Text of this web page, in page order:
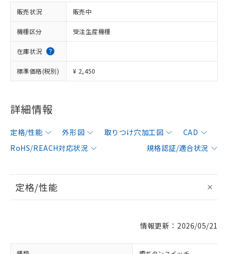
販売状況 販売中
機種区分 受注生産機種
在庫状況
標準価格(税別) ¥ 2,450
詳細情報
定格/性能 外形図 取りつけ穴加工図
CAD
RoHS/REACH対応状況
規格認証/適合状況
定格/性能
情報更新：2026/05/21